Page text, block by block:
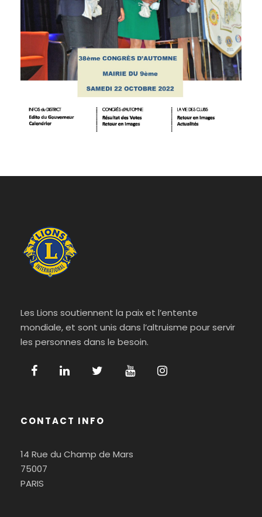
Les Lions soutiennent la paix et l’entente
mondiale, et sont unis dans l’altruisme pour servir
les personnes dans le besoin.
CONTACT INFO
14 Rue du Champ de Mars
75007
PARIS